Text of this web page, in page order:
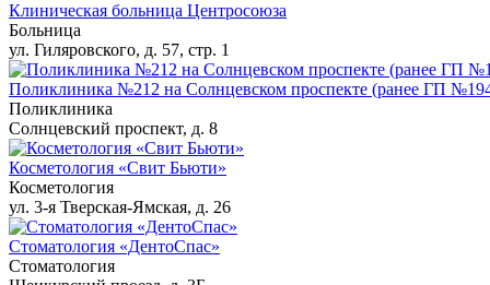
Клиническая больница Центросоюза
Больница
ул. Гиляровского, д. 57, стр. 1
Поликлиника №212 на Солнцевском проспекте (ранее ГП
Поликлиника
Солнцевский проспект, д. 8
Косметология «Свит Бьюти»
Косметология
ул. 3-я Тверская-Ямская, д. 26
Стоматология «ДентоСпас»
Стоматология